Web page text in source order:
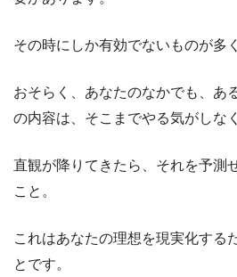
その時にしか有効でないものが多
おそらく、あなたのなかでも、あ
の内容は、そこまでやる気がしな
直観が降りてきたら、それを予測
こと。
これはあなたの理想を現実化する
とです。